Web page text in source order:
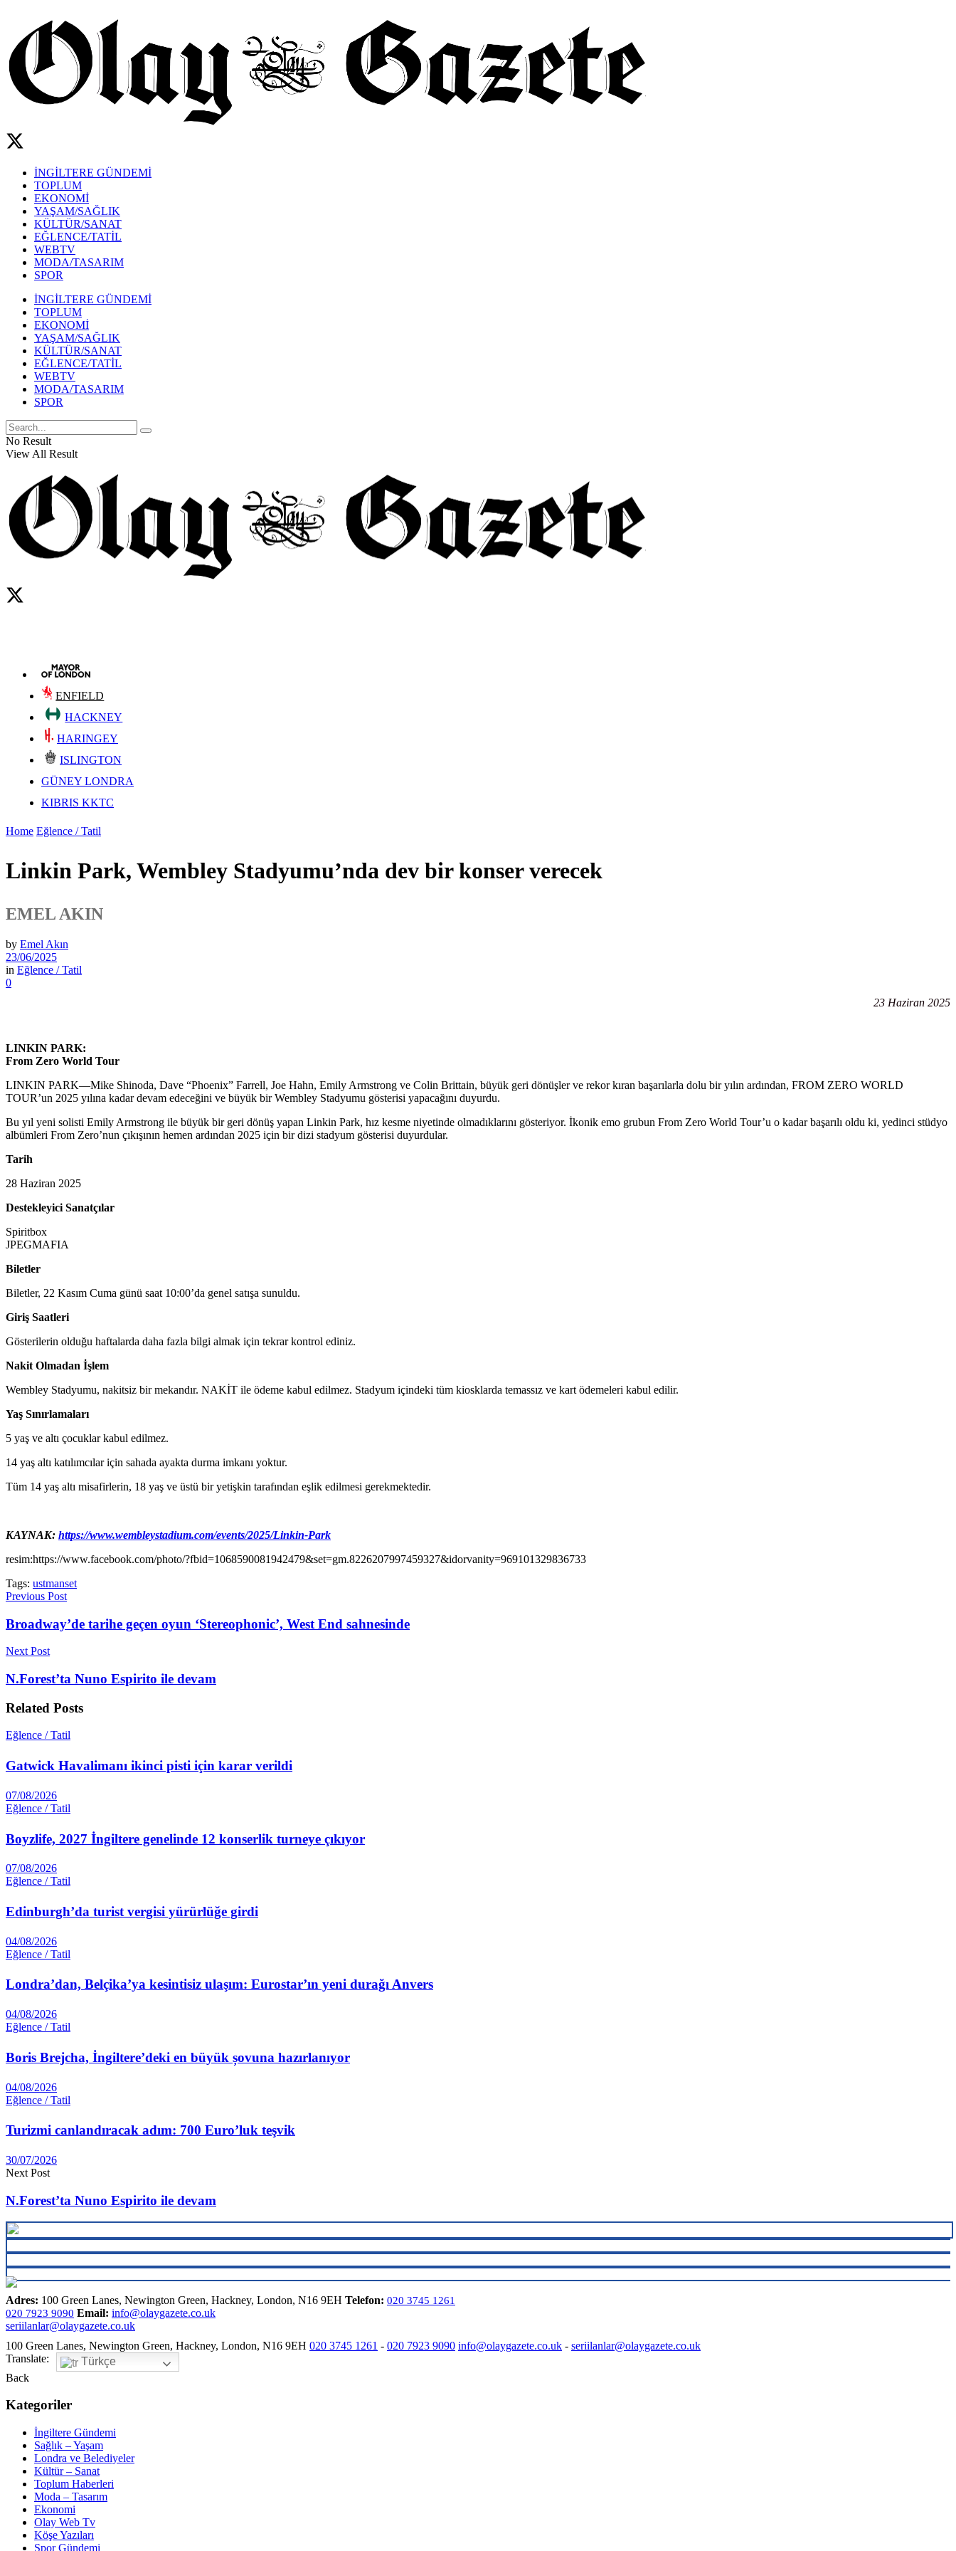
İNGİLTERE GÜNDEMİ
TOPLUM
EKONOMİ
YAŞAM/SAĞLIK
KÜLTÜR/SANAT
EĞLENCE/TATİL
WEBTV
MODA/TASARIM
SPOR
İNGİLTERE GÜNDEMİ
TOPLUM
EKONOMİ
YAŞAM/SAĞLIK
KÜLTÜR/SANAT
EĞLENCE/TATİL
WEBTV
MODA/TASARIM
SPOR
No Result
View All Result
ENFIELD
HACKNEY
HARINGEY
ISLINGTON
GÜNEY LONDRA
KIBRIS KKTC
Home Eğlence / Tatil
Linkin Park, Wembley Stadyumu’nda dev bir konser verecek
EMEL AKIN
by Emel Akın
23/06/2025
in Eğlence / Tatil
0
23 Haziran 2025
LINKIN PARK:
From Zero World Tour
LINKIN PARK—Mike Shinoda, Dave “Phoenix” Farrell, Joe Hahn, Emily Armstrong ve Colin Brittain, büyük geri dönüşler ve rekor kıran başarılarla dolu bir yılın ardından, FROM ZERO WORLD
TOUR’un 2025 yılına kadar devam edeceğini ve büyük bir Wembley Stadyumu gösterisi yapacağını duyurdu.
Bu yıl yeni solisti Emily Armstrong ile büyük bir geri dönüş yapan Linkin Park, hız kesme niyetinde olmadıklarını gösteriyor. İkonik emo grubun From Zero World Tour’u o kadar başarılı oldu ki, yedinci stüdyo
albümleri From Zero’nun çıkışının hemen ardından 2025 için bir dizi stadyum gösterisi duyurdular.
Tarih
28 Haziran 2025
Destekleyici Sanatçılar
Spiritbox
JPEGMAFIA
Biletler
Biletler, 22 Kasım Cuma günü saat 10:00’da genel satışa sunuldu.
Giriş Saatleri
Gösterilerin olduğu haftalarda daha fazla bilgi almak için tekrar kontrol ediniz.
Nakit Olmadan İşlem
Wembley Stadyumu, nakitsiz bir mekandır. NAKİT ile ödeme kabul edilmez. Stadyum içindeki tüm kiosklarda temassız ve kart ödemeleri kabul edilir.
Yaş Sınırlamaları
5 yaş ve altı çocuklar kabul edilmez.
14 yaş altı katılımcılar için sahada ayakta durma imkanı yoktur.
Tüm 14 yaş altı misafirlerin, 18 yaş ve üstü bir yetişkin tarafından eşlik edilmesi gerekmektedir.
KAYNAK: https://www.wembleystadium.com/events/2025/Linkin-Park
resim:https://www.facebook.com/photo/?fbid=1068590081942479&set=gm.8226207997459327&idorvanity=969101329836733
Tags: ustmanset
Previous Post
Broadway’de tarihe geçen oyun ‘Stereophonic’, West End sahnesinde
Next Post
N.Forest’ta Nuno Espirito ile devam
Related Posts
Eğlence / Tatil
Gatwick Havalimanı ikinci pisti için karar verildi
07/08/2026
Eğlence / Tatil
Boyzlife, 2027 İngiltere genelinde 12 konserlik turneye çıkıyor
07/08/2026
Eğlence / Tatil
Edinburgh’da turist vergisi yürürlüğe girdi
04/08/2026
Eğlence / Tatil
Londra’dan, Belçika’ya kesintisiz ulaşım: Eurostar’ın yeni durağı Anvers
04/08/2026
Eğlence / Tatil
Boris Brejcha, İngiltere’deki en büyük șovuna hazırlanıyor
04/08/2026
Eğlence / Tatil
Turizmi canlandıracak adım: 700 Euro’luk teşvik
30/07/2026
Next Post
N.Forest’ta Nuno Espirito ile devam
Adres: 100 Green Lanes, Newington Green, Hackney, London, N16 9EH Telefon: 020 3745 1261
020 7923 9090 Email: info@olaygazete.co.uk
seriilanlar@olaygazete.co.uk
100 Green Lanes, Newington Green, Hackney, London, N16 9EH 020 3745 1261 - 020 7923 9090 info@olaygazete.co.uk - seriilanlar@olaygazete.co.uk
Translate:
Türkçe
Back
Kategoriler
İngiltere Gündemi
Sağlık – Yaşam
Londra ve Belediyeler
Kültür – Sanat
Toplum Haberleri
Moda – Tasarım
Ekonomi
Olay Web Tv
Köşe Yazıları
Spor Gündemi